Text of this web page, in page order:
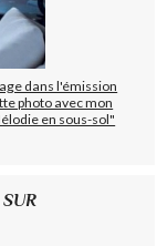
dans l'émission
photo avec mon
en sous-sol"